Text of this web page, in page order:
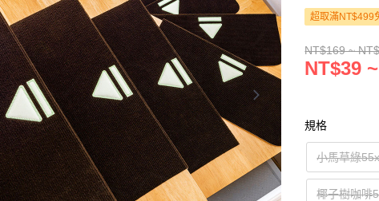
超取滿NT$499
NT$169 ~
NT$39
規格
小馬草綠
椰子樹咖啡